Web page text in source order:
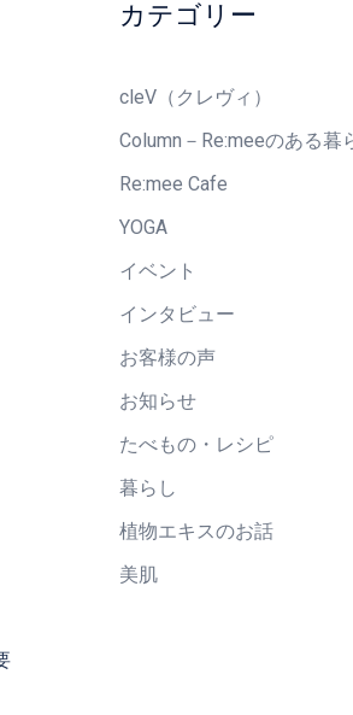
カテゴリー
cleV（クレヴィ）
Column－Re:meeのある暮
Re:mee Cafe
YOGA
イベント
インタビュー
お客様の声
お知らせ
たべもの・レシピ
暮らし
植物エキスのお話
美肌